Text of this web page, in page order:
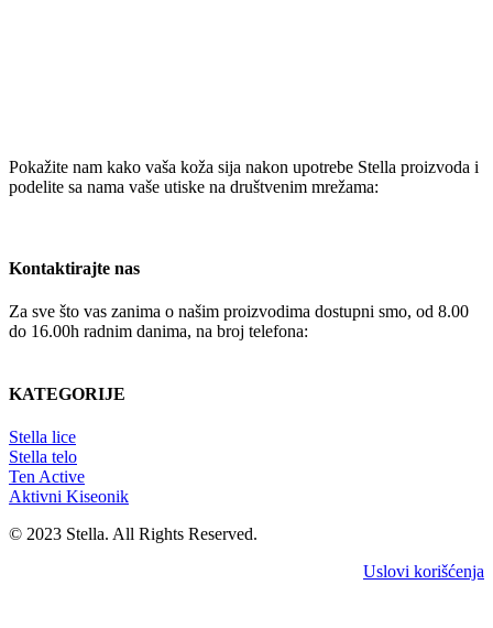
Pokažite nam kako vaša koža sija nakon upotrebe Stella proizvoda i
podelite sa nama vaše utiske na društvenim mrežama:
Kontaktirajte nas
Za sve što vas zanima o našim proizvodima dostupni smo, od 8.00
do 16.00h radnim danima, na broj telefona:
KATEGORIJE
Stella lice
Stella telo
Ten Active
Aktivni Kiseonik
© 2023 Stella. All Rights Reserved.
Uslovi korišćenja